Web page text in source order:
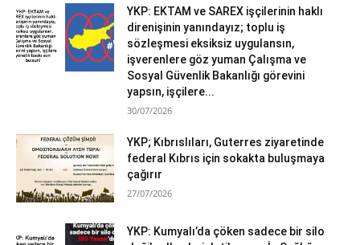
YKP: EKTAM ve SAREX işçilerinin haklı
direnişinin yanındayız; toplu iş
sözleşmesi eksiksiz uygulansın,
işverenlere göz yuman Çalışma ve
Sosyal Güvenlik Bakanlığı görevini
yapsın, işçilere...
30/07/2026
YKP; Kıbrıslıları, Guterres ziyaretinde
federal Kıbrıs için sokakta buluşmaya
çağırır
27/07/2026
YKP: Kumyalı’da çöken sadece bir silo